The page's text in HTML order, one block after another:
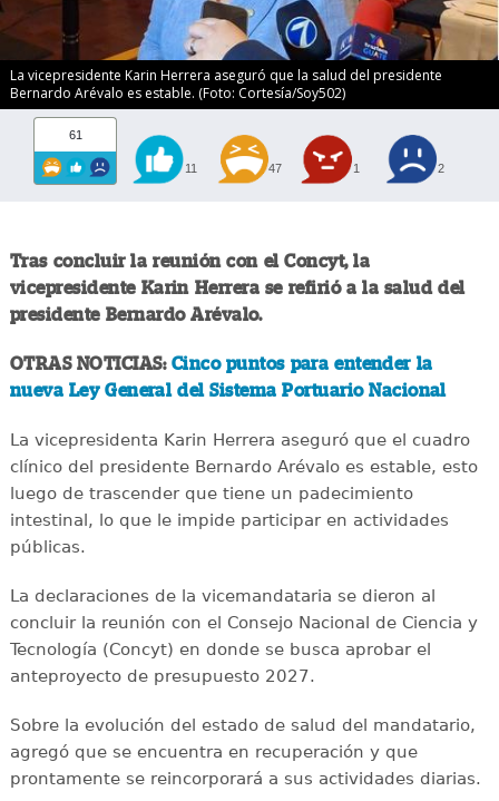
La vicepresidente Karin Herrera aseguró que la salud del presidente
Bernardo Arévalo es estable. (Foto: Cortesía/Soy502)
61
11 47 1 2
Tras concluir la reunión con el Concyt, la
vicepresidente Karin Herrera se refirió a la salud del
presidente Bernardo Arévalo.
OTRAS NOTICIAS: Cinco puntos para entender la
nueva Ley General del Sistema Portuario Nacional
La vicepresidenta Karin Herrera aseguró que el cuadro
clínico del presidente Bernardo Arévalo es estable, esto
luego de trascender que tiene un padecimiento
intestinal, lo que le impide participar en actividades
públicas.
La declaraciones de la vicemandataria se dieron al
concluir la reunión con el Consejo Nacional de Ciencia y
Tecnología (Concyt) en donde se busca aprobar el
anteproyecto de presupuesto 2027.
Sobre la evolución del estado de salud del mandatario,
agregó que se encuentra en recuperación y que
prontamente se reincorporará a sus actividades diarias.